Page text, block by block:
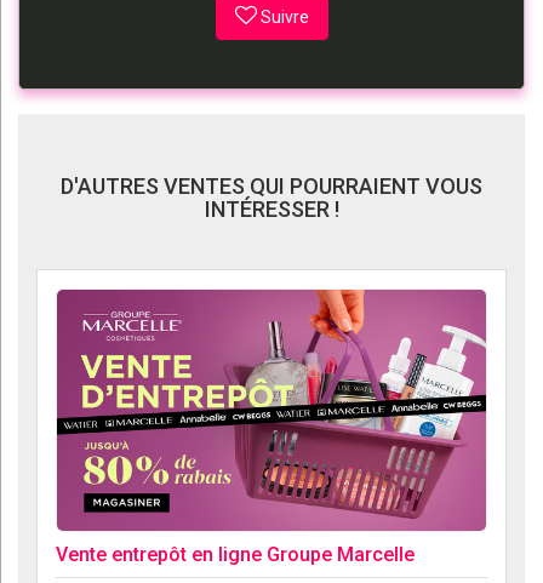
Suivre
D'AUTRES VENTES QUI POURRAIENT VOUS
INTÉRESSER !
Vente entrepôt en ligne Groupe Marcelle